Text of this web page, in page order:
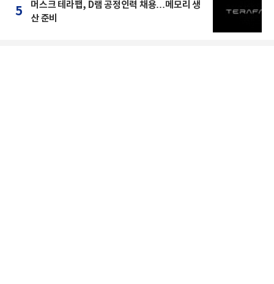
5
머스크 테라팹, D램 공정인력 채용…메모리 생
산 준비